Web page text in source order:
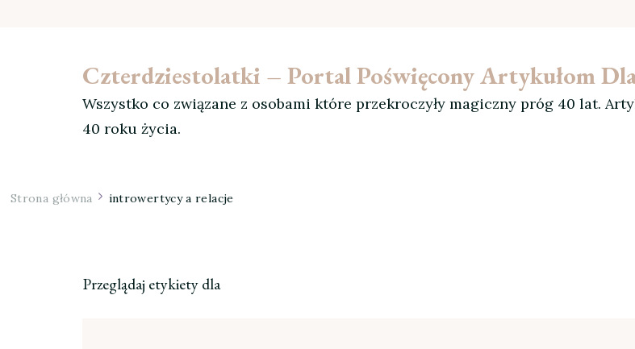
Czterdziestolatki – Portal Poświęcony Artykułom
Wszystko co związane z osobami które przekroczyły magiczny próg 40 lat.
40 roku życia.
Strona główna introwertycy a relacje
Przeglądaj etykiety dla